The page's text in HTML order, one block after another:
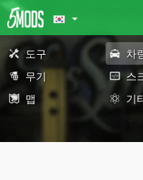
도구 차
무기
스
맵
기